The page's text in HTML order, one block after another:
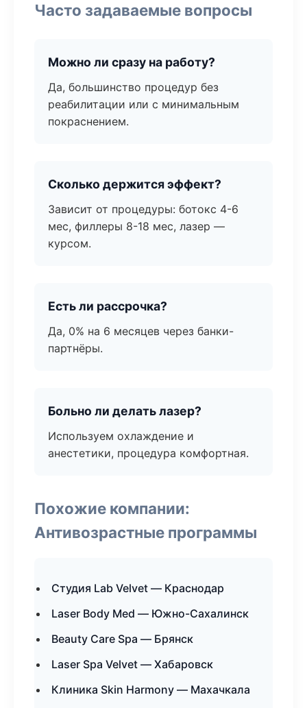
Часто задаваемые вопросы
Можно ли сразу на работу?
Да, большинство процедур без
реабилитации или с минимальным
покраснением.
Сколько держится эффект?
Зависит от процедуры: ботокс 4-6
мес, филлеры 8-18 мес, лазер —
курсом.
Есть ли рассрочка?
Да, 0% на 6 месяцев через банки-
партнёры.
Больно ли делать лазер?
Используем охлаждение и
анестетики, процедура комфортная.
Похожие компании:
Антивозрастные программы
Студия Lab Velvet — Краснодар
Laser Body Med — Южно-Сахалинск
Beauty Care Spa — Брянск
Laser Spa Velvet — Хабаровск
Клиника Skin Harmony — Махачкала